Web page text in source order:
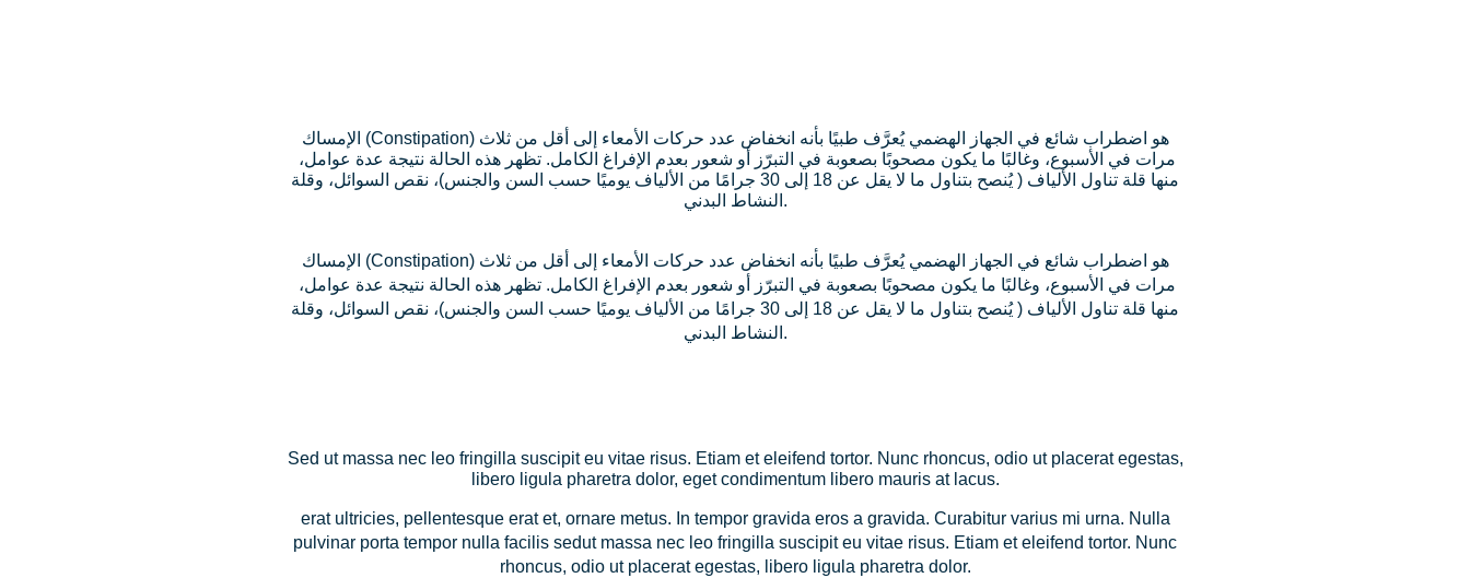
الإمساك (Constipation) هو اضطراب شائع في الجهاز الهضمي يُعرَّف طبيًا بأنه انخفاض عدد حركات الأمعاء إلى أقل من ثلاث
مرات في الأسبوع، وغالبًا ما يكون مصحوبًا بصعوبة في التبرّز أو شعور بعدم الإفراغ الكامل. تظهر هذه الحالة نتيجة عدة عوامل،
منها قلة تناول الألياف ( يُنصح بتناول ما لا يقل عن 18 إلى 30 جرامًا من الألياف يوميًا حسب السن والجنس)، نقص السوائل، وقلة
النشاط البدني.
الإمساك (Constipation) هو اضطراب شائع في الجهاز الهضمي يُعرَّف طبيًا بأنه انخفاض عدد حركات الأمعاء إلى أقل من ثلاث
مرات في الأسبوع، وغالبًا ما يكون مصحوبًا بصعوبة في التبرّز أو شعور بعدم الإفراغ الكامل. تظهر هذه الحالة نتيجة عدة عوامل،
منها قلة تناول الألياف ( يُنصح بتناول ما لا يقل عن 18 إلى 30 جرامًا من الألياف يوميًا حسب السن والجنس)، نقص السوائل، وقلة
النشاط البدني.
Sed ut massa nec leo fringilla suscipit eu vitae risus. Etiam et eleifend tortor. Nunc rhoncus, odio ut placerat egestas,
libero ligula pharetra dolor, eget condimentum libero mauris at lacus.
erat ultricies, pellentesque erat et, ornare metus. In tempor gravida eros a gravida. Curabitur varius mi urna. Nulla
pulvinar porta tempor nulla facilis sedut massa nec leo fringilla suscipit eu vitae risus. Etiam et eleifend tortor. Nunc
rhoncus, odio ut placerat egestas, libero ligula pharetra dolor.